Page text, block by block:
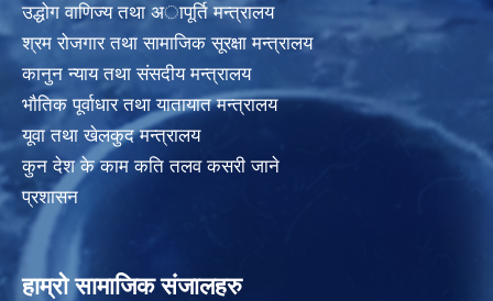
उद्धोग वाणिज्य तथा अापूर्ति मन्त्रालय
श्रम रोजगार तथा सामाजिक सूरक्षा मन्त्रालय
कानुन न्याय तथा संसदीय मन्त्रालय
भाैतिक पूर्वाधार तथा यातायात मन्त्रालय
यूवा तथा खेलकुद मन्त्रालय
कुन देश के काम कति तलव कसरी जाने
प्रशासन
हाम्रो सामाजिक संजालहरु